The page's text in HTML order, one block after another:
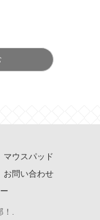
マウスパッド
お問い合わせ
.